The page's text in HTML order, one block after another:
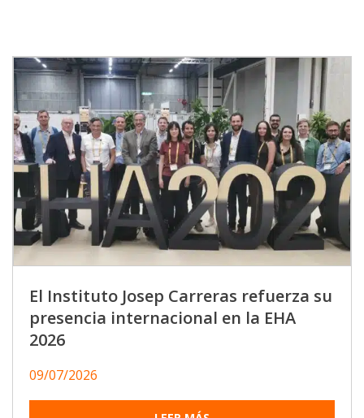
El Instituto Josep Carreras refuerza su
presencia internacional en la EHA
2026
09/07/2026